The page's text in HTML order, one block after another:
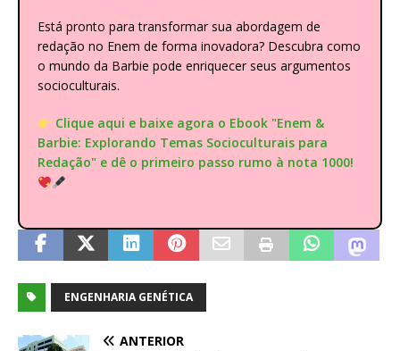
Está pronto para transformar sua abordagem de
redação no Enem de forma inovadora? Descubra como
o mundo da Barbie pode enriquecer seus argumentos
socioculturais.
Clique aqui e baixe agora o Ebook "Enem &
Barbie: Explorando Temas Socioculturais para
Redação" e dê o primeiro passo rumo à nota 1000!
ENGENHARIA GENÉTICA
ANTERIOR